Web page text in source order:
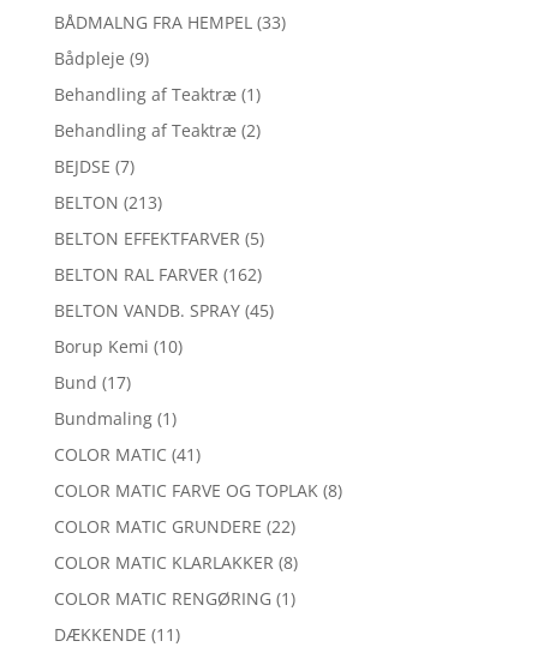
BÅDMALNG FRA HEMPEL (33)
Bådpleje (9)
Behandling af Teaktræ (1)
Behandling af Teaktræ (2)
BEJDSE (7)
BELTON (213)
BELTON EFFEKTFARVER (5)
BELTON RAL FARVER (162)
BELTON VANDB. SPRAY (45)
Borup Kemi (10)
Bund (17)
Bundmaling (1)
COLOR MATIC (41)
COLOR MATIC FARVE OG TOPLAK (8)
COLOR MATIC GRUNDERE (22)
COLOR MATIC KLARLAKKER (8)
COLOR MATIC RENGØRING (1)
DÆKKENDE (11)